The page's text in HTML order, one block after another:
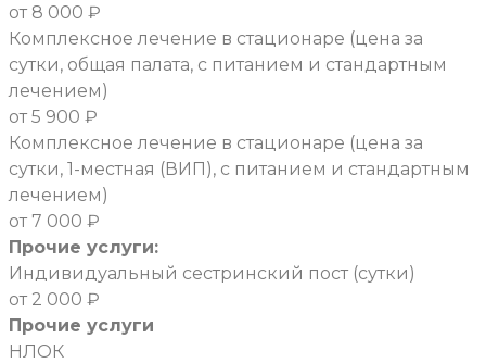
от 8 000 ₽
Комплексное лечение в стационаре (цена за
сутки, общая палата, с питанием и стандартным
лечением)
от 5 900 ₽
Комплексное лечение в стационаре (цена за
сутки, 1-местная (ВИП), с питанием и стандартным
лечением)
от 7 000 ₽
Прочие услуги:
Индивидуальный сестринский пост (сутки)
от 2 000 ₽
Прочие услуги
НЛОК